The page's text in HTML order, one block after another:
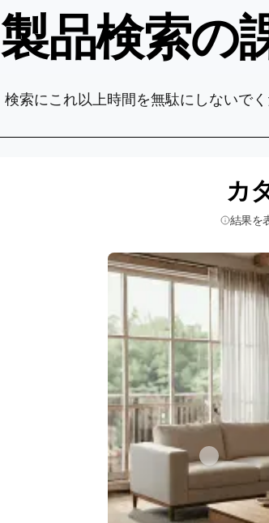
製品検索の
検索にこれ以上時間を無駄にしないで
カ
結果を